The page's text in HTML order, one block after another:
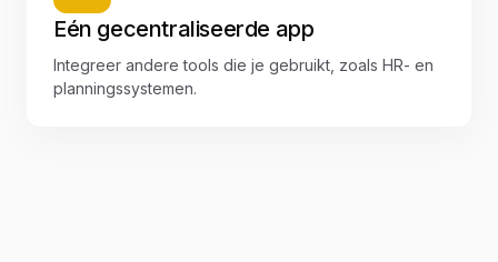
Eén gecentraliseerde app
Integreer andere tools die je gebruikt, zoals HR- en
planningssystemen.